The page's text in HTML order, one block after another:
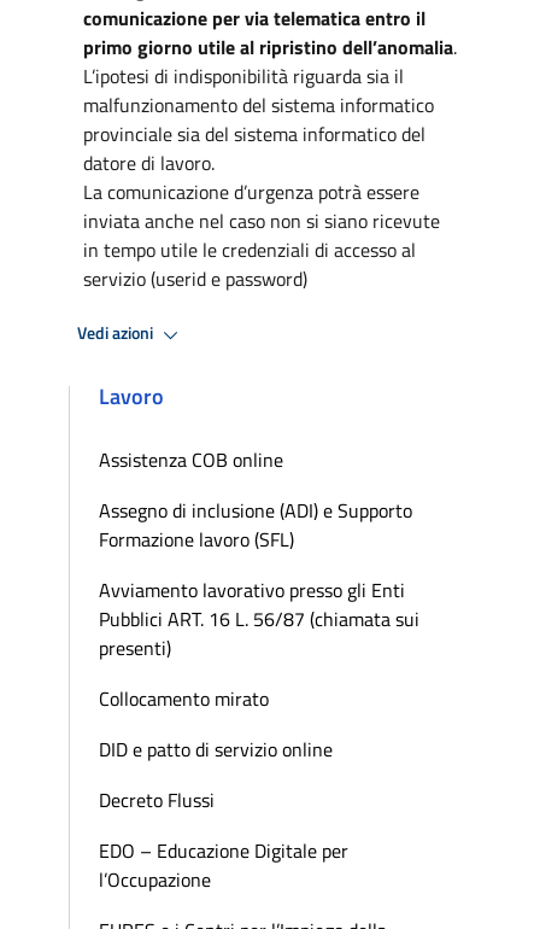
comunicazione per via telematica entro il
primo giorno utile al ripristino dell’anomalia.
L’ipotesi di indisponibilità riguarda sia il
malfunzionamento del sistema informatico
provinciale sia del sistema informatico del
datore di lavoro.
La comunicazione d’urgenza potrà essere
inviata anche nel caso non si siano ricevute
in tempo utile le credenziali di accesso al
servizio (userid e password)
Vedi azioni
Lavoro
Assistenza COB online
Assegno di inclusione (ADI) e Supporto
Formazione lavoro (SFL)
Avviamento lavorativo presso gli Enti
Pubblici ART. 16 L. 56/87 (chiamata sui
presenti)
Collocamento mirato
DID e patto di servizio online
Decreto Flussi
EDO – Educazione Digitale per
l’Occupazione